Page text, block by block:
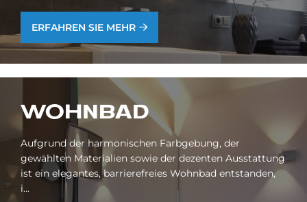
ERFAHREN SIE MEHR
WOHN­BAD
Aufgrund der harmonischen Farbgebung, der
gewählten Materialien sowie der dezenten Ausstattung
ist ein elegantes, barrierefreies Wohnbad entstanden,
i...